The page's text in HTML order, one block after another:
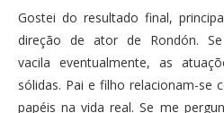
Gostei do resultado final,
direção de ator de Rondón.
vacila eventualmente, as
sólidas. Pai e filho relacionam-se
papéis na vida real. Se me